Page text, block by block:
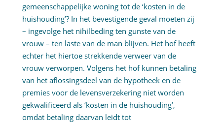
gemeenschappelijke woning tot de ‘kosten in de
huishouding’? In het bevestigende geval moeten zij
– ingevolge het nihilbeding ten gunste van de
vrouw – ten laste van de man blijven. Het hof heeft
echter het hiertoe strekkende verweer van de
vrouw verworpen. Volgens het hof kunnen betaling
van het aflossingsdeel van de hypotheek en de
premies voor de levensverzekering niet worden
gekwalificeerd als ‘kosten in de huishouding’,
omdat betaling daarvan leidt tot